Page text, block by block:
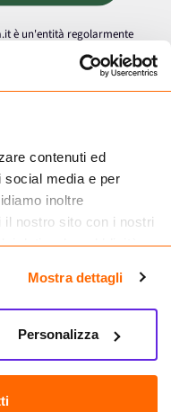
contenuti ed
social media e per
inoltre
nostro sito con i nostri
dati web, pubblicità e
hanno raccolto dal
Mostra dettagli
Personalizza
è un'entità regolarmente
la vendita online di
Napoli